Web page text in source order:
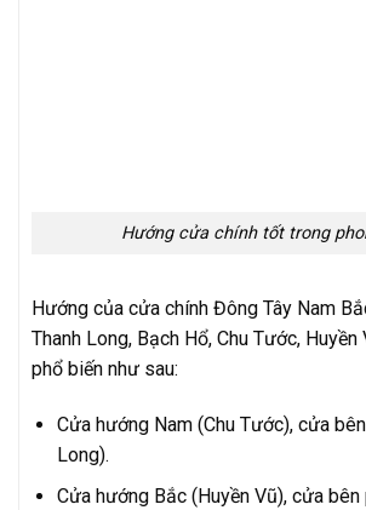
Hướng cửa chính tốt trong
Hướng của cửa chính Đông Tây Nam
Thanh Long, Bạch Hổ, Chu Tước,
phổ biến như sau:
Cửa hướng Nam (Chu Tước), cửa
Long).
Cửa hướng Bắc (Huyền Vũ), cửa bên